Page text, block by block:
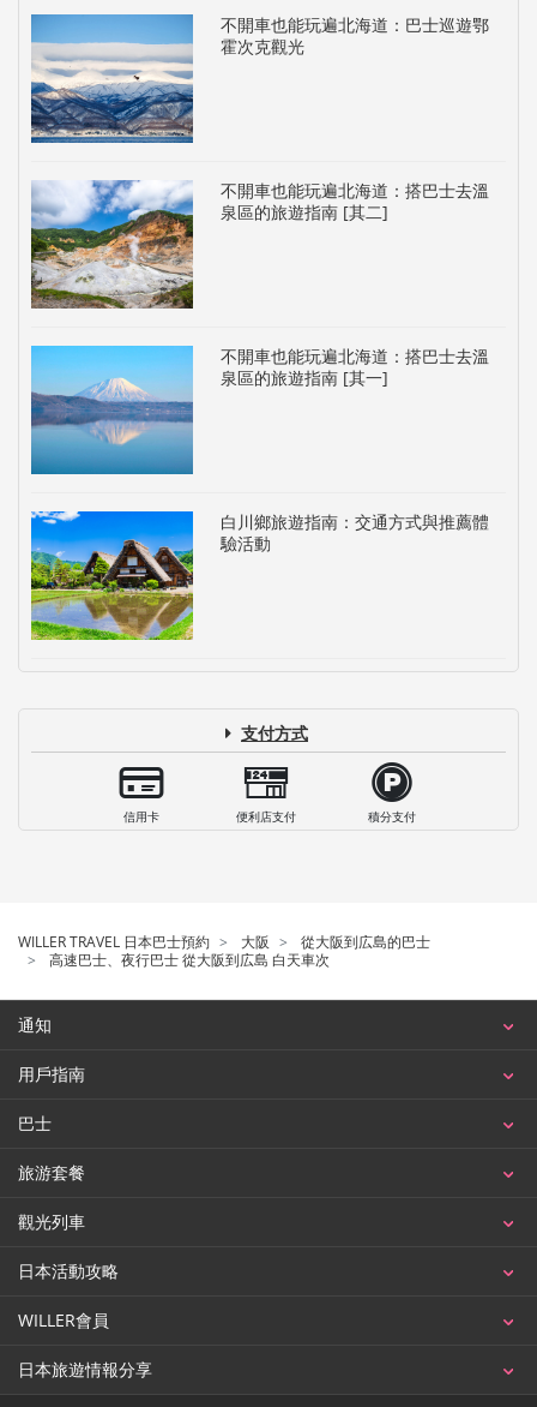
不開車也能玩遍北海道：巴士巡遊鄂
霍次克觀光
不開車也能玩遍北海道：搭巴士去溫
泉區的旅遊指南 [其二]
不開車也能玩遍北海道：搭巴士去溫
泉區的旅遊指南 [其一]
白川鄉旅遊指南：交通方式與推薦體
驗活動
支付方式
信用卡 便利店支付 積分支付
WILLER TRAVEL 日本巴士預約 大阪
從大阪到広島的巴士
高速巴士、夜行巴士 從大阪到広島 白天車次
通知
用戶指南
巴士
旅游套餐
觀光列車
日本活動攻略
WILLER會員
日本旅遊情報分享